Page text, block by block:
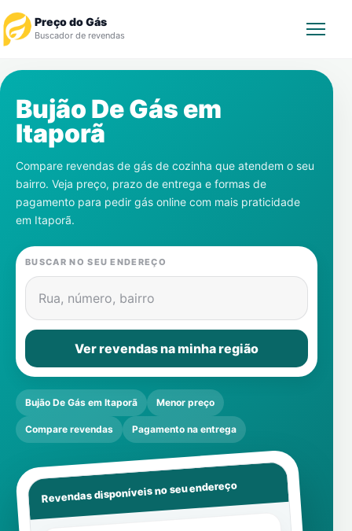
Preço do Gás
Buscador de revendas
Revendedor
Notícias
Cadastre-se
Gás
Contatos
Bujão De Gás em
Itaporã
Compare revendas de gás de cozinha que atendem o seu
bairro. Veja preço, prazo de entrega e formas de
pagamento para pedir gás online com mais praticidade
em Itaporã.
BUSCAR NO SEU ENDEREÇO
Rua, número, bairro
Ver revendas na minha região
Bujão De Gás em Itaporã Menor preço
Compare revendas Pagamento na entrega
Revendas disponíveis no seu endereço